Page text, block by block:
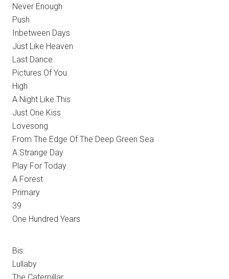
Never Enough
Push
Inbetween Days
Just Like Heaven
Last Dance
Pictures Of You
High
A Night Like This
Just One Kiss
Lovesong
From The Edge Of The Deep Green Sea
A Strange Day
Play For Today
A Forest
Primary
39
One Hundred Years
Bis:
Lullaby